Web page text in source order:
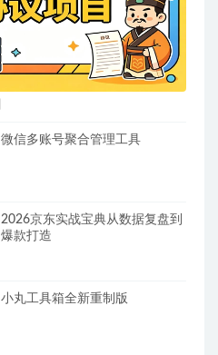
微信多账号聚合管理工具
2026京东实战宝典从数据复盘到
爆款打造
小丸工具箱全新重制版